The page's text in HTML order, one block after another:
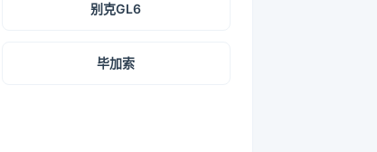
别克GL6
毕加索